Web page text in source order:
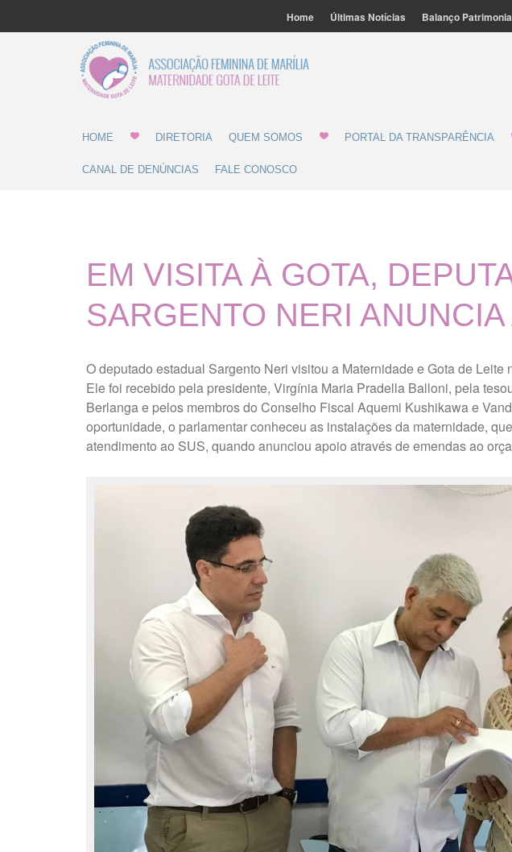
Home Últimas Notícias Balanço
HOME DIRETORIA QUEM SOMOS PORTAL DA TRANSPARÊNCIA
CANAL DE DENÚNCIAS FALE CONOSCO
EM VISITA À GOTA,
SARGENTO NERI ANUNCIA
O deputado estadual Sargento Neri visitou a Maternidade e Gota de Leite
Ele foi recebido pela presidente, Virgínia Maria Pradella Balloni, pela
Berlanga e pelos membros do Conselho Fiscal Aquemi Kushikawa e
oportunidade, o parlamentar conheceu as instalações da maternidade,
atendimento ao SUS, quando anunciou apoio através de emendas ao